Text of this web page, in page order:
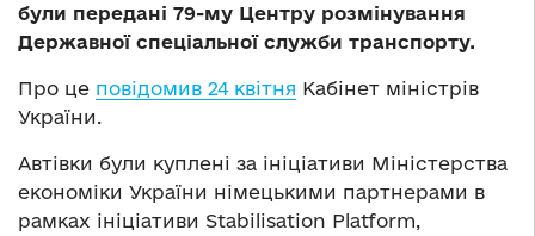
були передані 79-му Центру розмінування
Державної спеціальної служби транспорту.
Про це повідомив 24 квітня Кабінет міністрів
України.
Автівки були куплені за ініціативи Міністерства
економіки України німецькими партнерами в
рамках ініціативи Stabilisation Platform,